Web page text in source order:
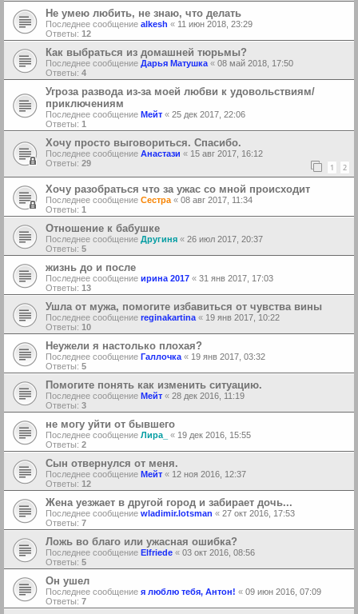
Не умею любить, не знаю, что делать
Последнее сообщение alkesh « 11 июн 2018, 23:29
Ответы: 12
Как выбраться из домашней тюрьмы?
Последнее сообщение Дарья Матушка « 08 май 2018, 17:50
Ответы: 4
Угроза развода из-за моей любви к удовольствиям/
приключениям
Последнее сообщение Мейт « 25 дек 2017, 22:06
Ответы: 1
Хочу просто выговориться. Спасибо.
Последнее сообщение Анастази « 15 авг 2017, 16:12
Ответы: 29 1 2
Хочу разобраться что за ужас со мной происходит
Последнее сообщение Сестра « 08 авг 2017, 11:34
Ответы: 1
Отношение к бабушке
Последнее сообщение Другиня « 26 июл 2017, 20:37
Ответы: 5
жизнь до и после
Последнее сообщение ирина 2017 « 31 янв 2017, 17:03
Ответы: 13
Ушла от мужа, помогите избавиться от чувства вины
Последнее сообщение reginakartina « 19 янв 2017, 10:22
Ответы: 10
Неужели я настолько плохая?
Последнее сообщение Галлочка « 19 янв 2017, 03:32
Ответы: 5
Помогите понять как изменить ситуацию.
Последнее сообщение Мейт « 28 дек 2016, 11:19
Ответы: 3
не могу уйти от бывшего
Последнее сообщение Лира_ « 19 дек 2016, 15:55
Ответы: 2
Сын отвернулся от меня.
Последнее сообщение Мейт « 12 ноя 2016, 12:37
Ответы: 12
Жена уезжает в другой город и забирает дочь...
Последнее сообщение wladimir.lotsman « 27 окт 2016, 17:53
Ответы: 7
Ложь во благо или ужасная ошибка?
Последнее сообщение Elfriede « 03 окт 2016, 08:56
Ответы: 5
Он ушел
Последнее сообщение я люблю тебя, Антон! « 09 июн 2016, 07:09
Ответы: 7